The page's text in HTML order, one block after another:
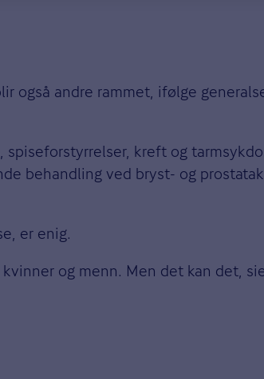
også andre rammet, ifølge
kreft og
behandling ved bryst- og
er enig.
og menn. Men det kan det,